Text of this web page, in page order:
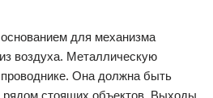
для механизма
воздуха. Металлическую
Она должна быть